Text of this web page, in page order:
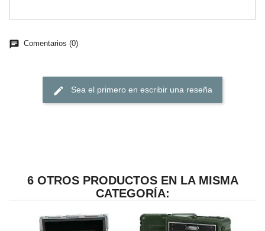
chat Comentarios (0)
edit Sea el primero en escribir una reseña
6 OTROS PRODUCTOS EN LA MISMA
CATEGORÍA: